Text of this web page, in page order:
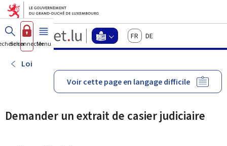
Aller au menu principal
Aller au contenu
Guichet.lu
facile
Changer
d'espace
Menu
langage
facile
FrançaisDeutsch
Se connecterMenu principal
Loi
Voir cette page en langage difficile
Demander un extrait de casier judiciaire